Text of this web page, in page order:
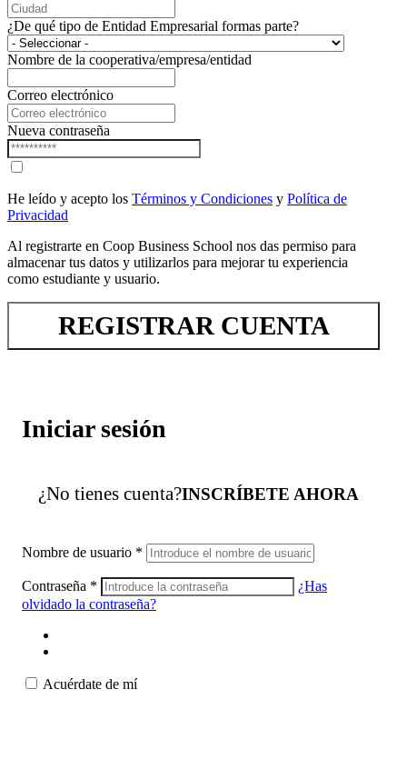
¿De qué tipo de Entidad Empresarial formas parte?
Nombre de la cooperativa/empresa/entidad
Correo electrónico
Nueva contraseña
He leído y acepto los Términos y Condiciones y Política de
Privacidad
Al registrarte en Coop Business School nos das permiso para
almacenar tus datos y utilizarlos para mejorar tu experiencia
como estudiante y usuario.
REGISTRAR CUENTA
Iniciar sesión
¿No tienes cuenta?INSCRÍBETE AHORA
Nombre de usuario *
Contraseña *
¿Has
olvidado la contraseña?
Acuérdate de mí